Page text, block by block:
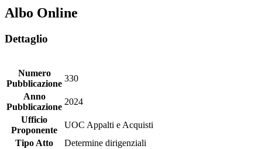
Albo Online
Dettaglio
Numero
Pubblicazione
330
Anno
Pubblicazione
2024
Ufficio
Proponente
UOC Appalti e Acquisti
Tipo Atto
Determine dirigenziali